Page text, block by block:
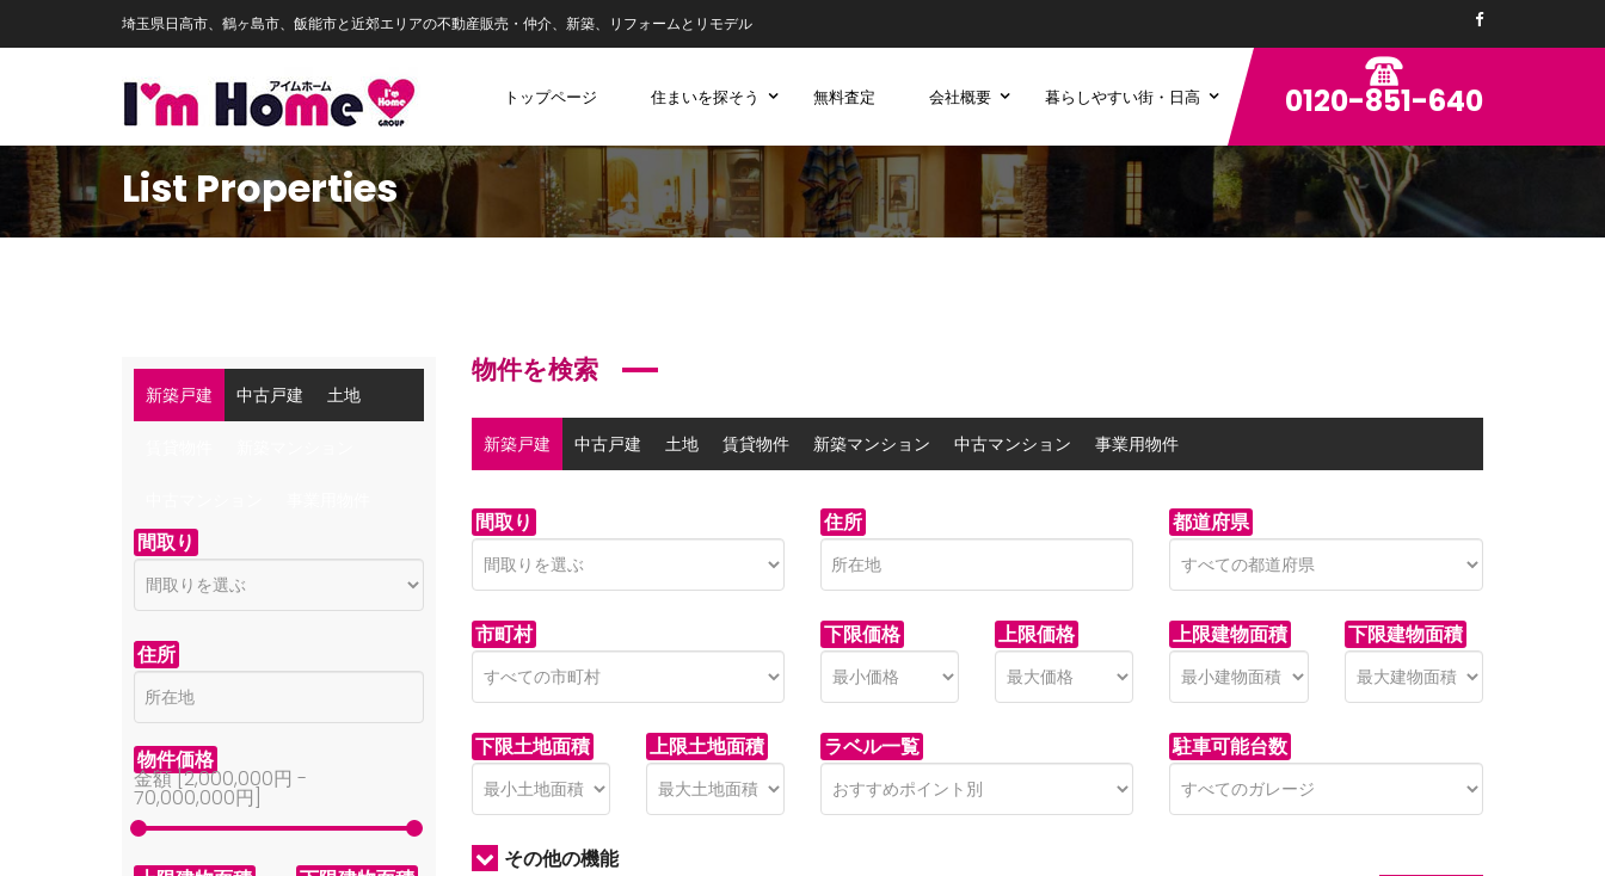
埼玉県日高市、鶴ヶ島市、飯能市と近郊エリアの不動産販売・仲介、新築、リフォームとリモデル
トップページ 住まいを探そう 無料査定 会社概要 暮らしやすい街・日高 0120-851-640
List Properties
物件を検索
新築戸建 中古戸建 土地 賃貸物件 新築マンション 中古マンション 事業用物件
間取り 住所 都道府県
市町村 下限価格 上限価格 上限建物面積 下限建物面積
下限土地面積 上限土地面積 ラベル一覧 駐車可能台数
その他の機能
新築戸建 中古戸建 土地
間取り
住所
物件価格
金額 [2,000,000円 -
70,000,000円